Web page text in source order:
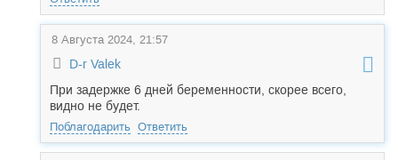
8 Августа 2024, 21:57
D-r Valek
При задержке 6 дней беременности, скорее всего,
видно не будет.
Поблагодарить Ответить